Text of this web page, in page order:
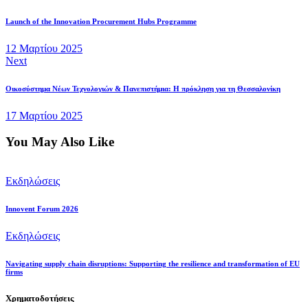
Launch of the Innovation Procurement Hubs Programme
12 Μαρτίου 2025
Next
Οικοσύστημα Νέων Τεχνολογιών & Πανεπιστήμια: Η πρόκληση για τη Θεσσαλονίκη
17 Μαρτίου 2025
You May Also Like
Εκδηλώσεις
Innovent Forum 2026
Εκδηλώσεις
Navigating supply chain disruptions: Supporting the resilience and transformation of EU
firms
Χρηματοδοτήσεις